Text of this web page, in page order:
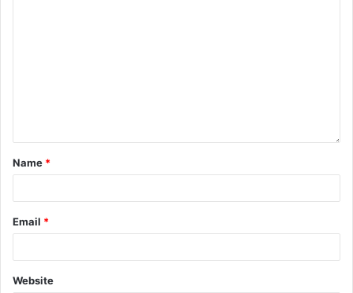
Name *
Email *
Website